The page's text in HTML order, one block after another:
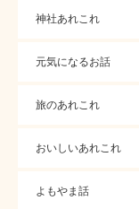
神社あれこれ
元気になるお話
旅のあれこれ
おいしいあれこれ
よもやま話